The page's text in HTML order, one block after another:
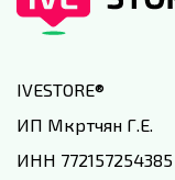
IVESTORE®
ИП Мкртчян Г.Е.
ИНН 772157254385